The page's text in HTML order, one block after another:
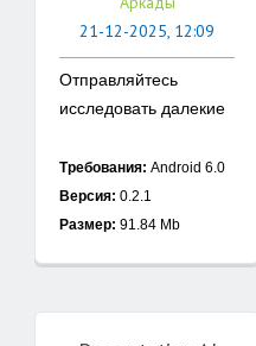
21-12-2025, 12:09
Отправляйтесь
исследовать далекие
Требования: Android 6.0
Версия: 0.2.1
Размер: 91.84 Mb